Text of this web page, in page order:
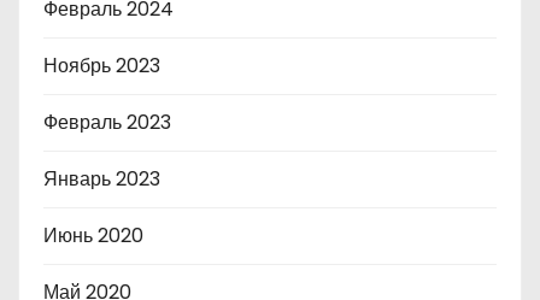
Февраль 2024
Ноябрь 2023
Февраль 2023
Январь 2023
Июнь 2020
Май 2020